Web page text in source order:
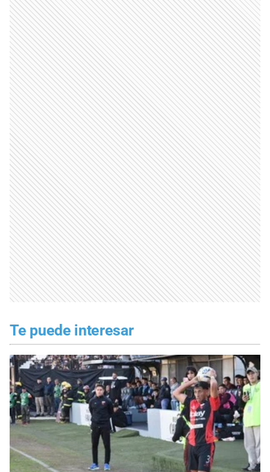
Te puede interesar